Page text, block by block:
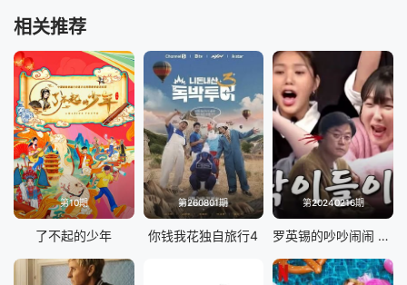
相关推荐
第10期
了不起的少年
第260801期
你钱我花独自旅行4
第20240216期
罗英锡的吵吵闹闹 蹦蹦地球游戏厅篇